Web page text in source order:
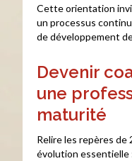
Cette orientation
un processus
de développement
Devenir
une
maturité
Relire les repères
évolution essentielle